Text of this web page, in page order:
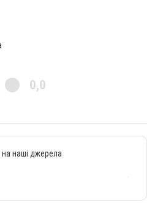
0,0
на наші джерела